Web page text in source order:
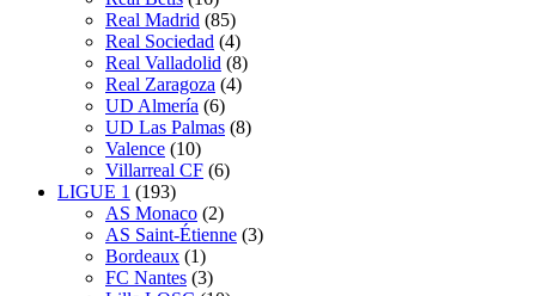
Real Madrid (85)
Real Sociedad (4)
Real Valladolid (8)
Real Zaragoza (4)
UD Almería (6)
UD Las Palmas (8)
Valence (10)
Villarreal CF (6)
LIGUE 1 (193)
AS Monaco (2)
AS Saint-Étienne (3)
Bordeaux (1)
FC Nantes (3)